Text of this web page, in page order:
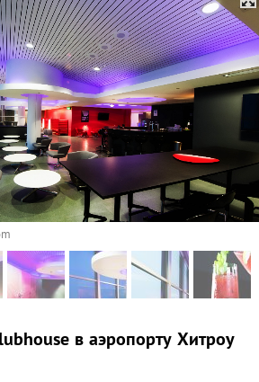
в аэропорту Хитроу